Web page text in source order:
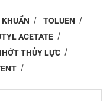
KHUẨN
TOLUEN
ACETATE
THỦY LỰC